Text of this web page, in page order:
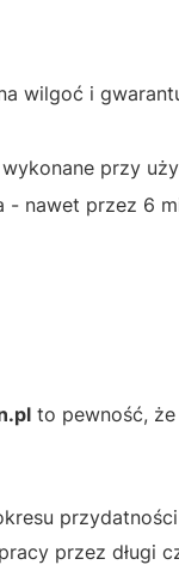
wilgoć i
przy
nawet przez 6
to pewność,
przez długi